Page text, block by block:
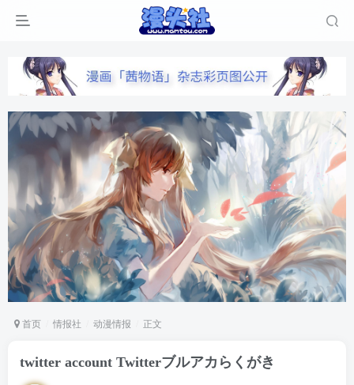
首页 情报社 动漫情报 正文
twitter account Twitterブルアカらくがき